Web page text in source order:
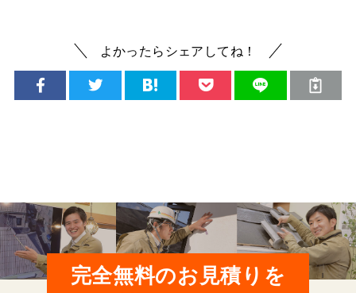
よかったらシェアしてね！
完全無料のお見積りを